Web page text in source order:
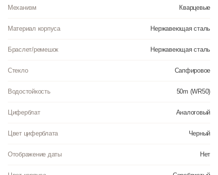
Механизм Кварцевые
Материал корпуса Нержавеющая сталь
Браслет/ремешок Нержавеющая сталь
Стекло Сапфировое
Водостойкость 50m (WR50)
Циферблат Аналоговый
Цвет циферблата Черный
Отображение даты Нет